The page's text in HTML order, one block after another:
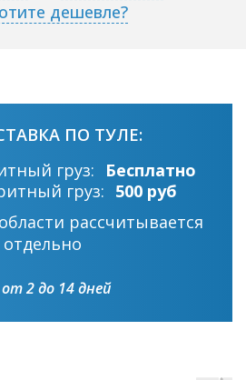
дешевле?
ПО ТУЛЕ:
груз:
Бесплатно
груз: 500 руб
рассчитывается
отдельно
от 2 до 14 дней